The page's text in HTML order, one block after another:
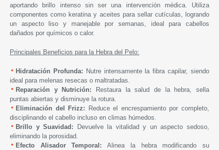
aportando brillo intenso sin ser una intervención médica. Utiliza
componentes como keratina y aceites para sellar cutículas, logrando
un aspecto liso y manejable por semanas, ideal para cabellos
dañados por químicos o calor.
Principales Beneficios para la Hebra del Pelo:
Hidratación Profunda: Nutre intensamente la fibra capilar, siendo
ideal para melenas resecas o maltratadas.
Reparación y Nutrición: Restaura la salud de la hebra, sella
puntas abiertas y disminuye la rotura.
Eliminación del Frizz: Reduce el encrespamiento por completo,
disciplinando el cabello incluso en climas húmedos.
Brillo y Suavidad: Devuelve la vitalidad y un aspecto sedoso,
eliminando la porosidad.
Efecto Alisador Temporal: Alinea la hebra modificando su